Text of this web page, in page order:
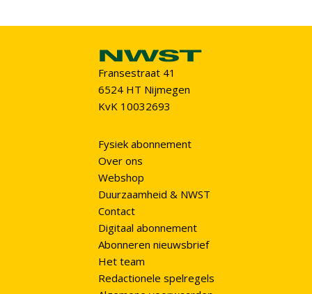
Fransestraat 41
6524 HT Nijmegen
KvK 10032693
Fysiek abonnement
Over ons
Webshop
Duurzaamheid & NWST
Contact
Digitaal abonnement
Abonneren nieuwsbrief
Het team
Redactionele spelregels